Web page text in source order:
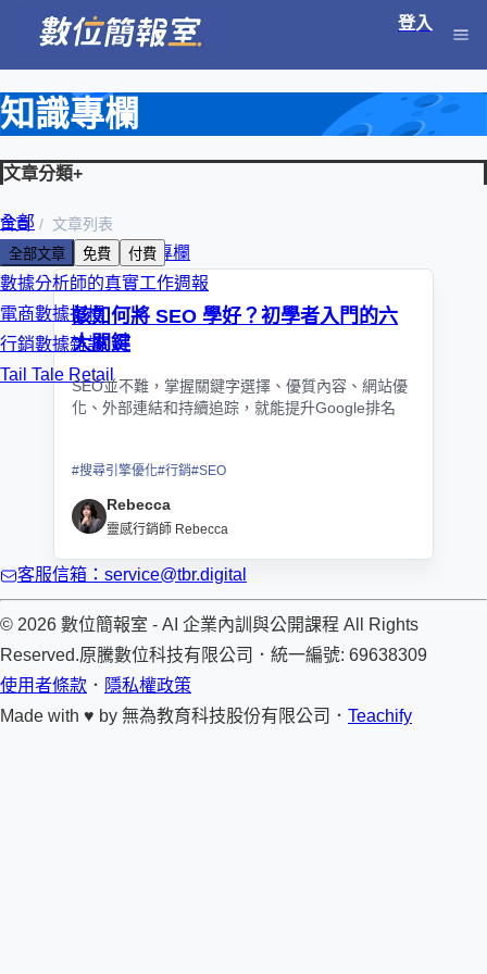
登入
知識專欄
文章分類+
全部
朱克強 KC 數位轉型專欄
數據分析師的真實工作週報
電商數據指標
行銷數據雜談
Tail Tale Retail
首頁 文章列表
全部文章 免費 付費
該如何將 SEO 學好？初學者入門的六
大關鍵
SEO並不難，掌握關鍵字選擇、優質內容、網站優
化、外部連結和持續追踪，就能提升Google排名
#搜尋引擎優化#行銷#SEO
Rebecca
靈感行銷師 Rebecca
客服信箱：service@tbr.digital
© 2026 數位簡報室 - AI 企業內訓與公開課程 All Rights
Reserved.原騰數位科技有限公司 ． 統一編號: 69638309
使用者條款 ． 隱私權政策
Made with ♥ by 無為教育科技股份有限公司． Teachify